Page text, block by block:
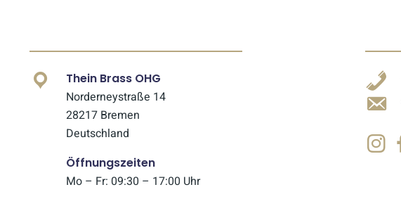
Thein Brass OHG
Norderneystraße 14
28217 Bremen
Deutschland
Öffnungszeiten
Mo – Fr: 09:30 – 17:00 Uhr